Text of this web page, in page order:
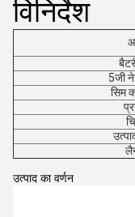
विनिर्देश
5जी
सिम
उत्पाद का वर्णन